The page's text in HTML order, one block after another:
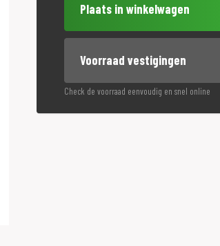
Plaats in winkelwagen
Voorraad vestigingen
Check de voorraad eenvoudig en snel online